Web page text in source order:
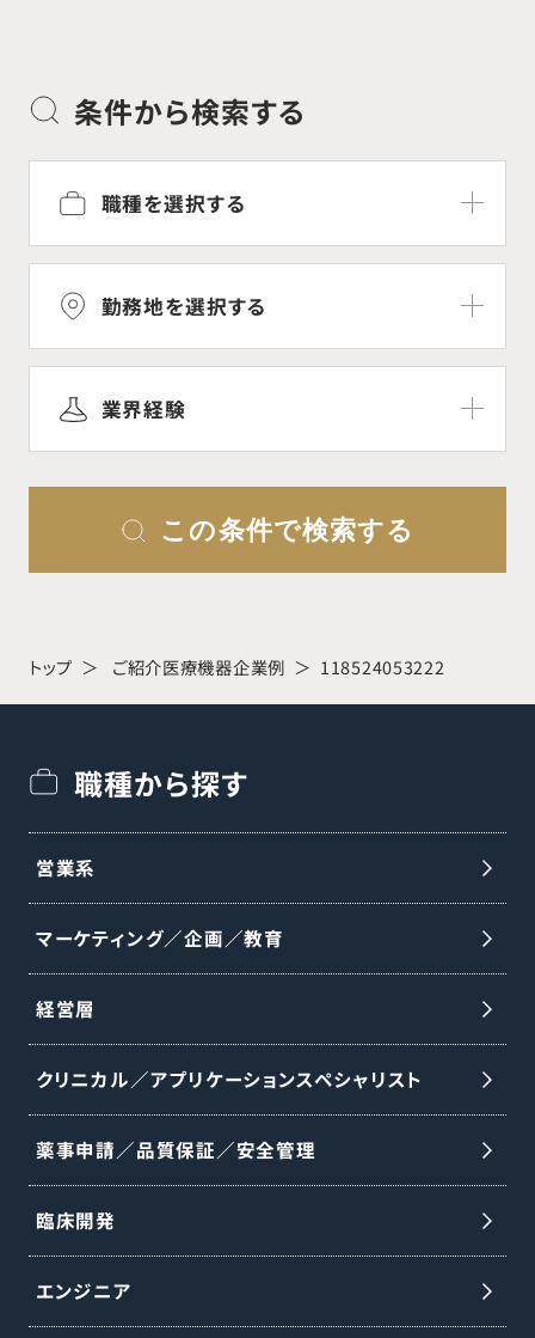
条件から検索する
職種を選択する
勤務地を選択する
業界経験
この条件で検索する
トップ ご紹介医療機器企業例 118524053222
職種から探す
営業系
マーケティング／企画／教育
経営層
クリニカル／アプリケーションスペシャリスト
薬事申請／品質保証／安全管理
臨床開発
エンジニア